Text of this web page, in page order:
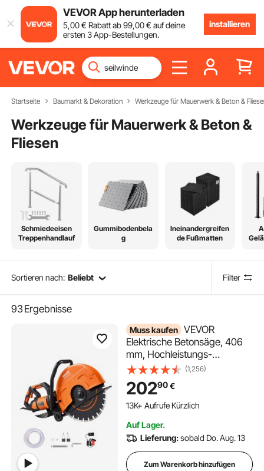
VEVOR App herunterladen
5,00€ Rabatt ab99,00€ auf deine
ersten 3 App-Bestellungen.
installieren
Startseite Baumarkt & Dekoration Werkzeuge für Mauerwerk & Beton &
Werkzeuge für Mauerwerk & Beton &
Fliesen
Schmiedeeisen
Treppenhandlauf
Gummibodenbela
g
Ineinandergreifen
de Fußmatten
Sortieren nach: Beliebt Filter
93Ergebnisse
Muss kaufen VEVOR
Elektrische Betonsäge, 406
mm, Hochleistungs-
Kreissäge 2800 W,
Schnitttiefe 152 mm,
Nass-/Trocken-
Scheibensäge mit
Sägeblatt, für Stein und
Ziegel
(1,256)
20290€
515 im Warenkorb
515 im Warenkorb
13K+ Aufrufe Kürzlich
Auf Lager.
Lieferung:sobald Do. Aug. 13
Zum Warenkorb hinzufügen